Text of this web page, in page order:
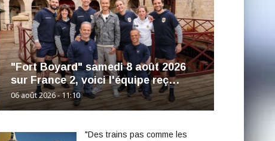
"Fort Boyard" samedi 8 août 2026
sur France 2, voici l'équipe reç…
06 août 2026 - 11:10
"Des trains pas comme les